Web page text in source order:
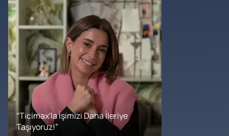
“Ticimax'la İşimizi Daha İleriye
Taşıyoruz!”